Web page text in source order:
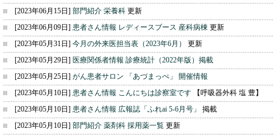
[2023年06月15日] 部門紹介 栄養科 更新
[2023年06月09日] 患者さん情報 レディースブース 産科病棟 更新
[2023年05月31日] 今月の外来医担当表（2023年6月）
更新
[2023年05月29日] 医療関係者情報 診療統計（2022年版）掲載
[2023年05月25日] がん患者サロン 「あづまっぺ」 開催情報
[2023年05月10日] 患者さん情報 こんにちは診察室です 【呼吸器外科 塩 豊】
[2023年05月10日] 患者さん情報 広報誌「ふれai 5-6月号」 掲載
[2023年05月10日] 部門紹介 薬剤科 採用薬一覧 更新